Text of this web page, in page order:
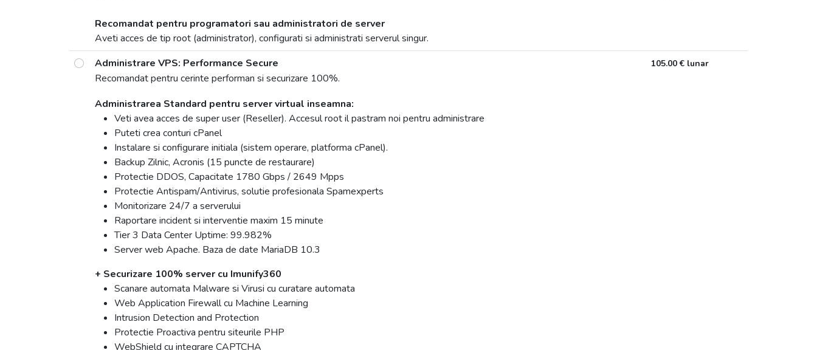
Recomandat pentru programatori sau administratori de server
Aveti acces de tip root (administrator), configurati si administrati serverul singur.
Administrare VPS: Performance Secure
Recomandat pentru cerinte performan si securizare 100%.
Administrarea Standard pentru server virtual inseamna:
Veti avea acces de super user (Reseller). Accesul root il pastram noi pentru administrare
Puteti crea conturi cPanel
Instalare si configurare initiala (sistem operare, platforma cPanel).
Backup Zilnic, Acronis (15 puncte de restaurare)
Protectie DDOS, Capacitate 1780 Gbps / 2649 Mpps
Protectie Antispam/Antivirus, solutie profesionala Spamexperts
Monitorizare 24/7 a serverului
Raportare incident si interventie maxim 15 minute
Tier 3 Data Center Uptime: 99.982%
Server web Apache. Baza de date MariaDB 10.3
+ Securizare 100% server cu Imunify360
Scanare automata Malware si Virusi cu curatare automata
Web Application Firewall cu Machine Learning
Intrusion Detection and Protection
Protectie Proactiva pentru siteurile PHP
WebShield cu integrare CAPTCHA
105.00 € lunar